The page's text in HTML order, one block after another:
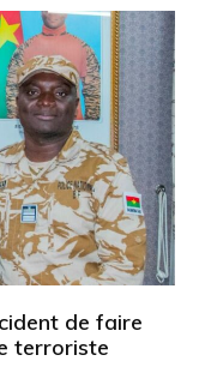
de faire
terroriste